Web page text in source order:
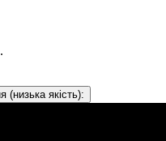
якість):